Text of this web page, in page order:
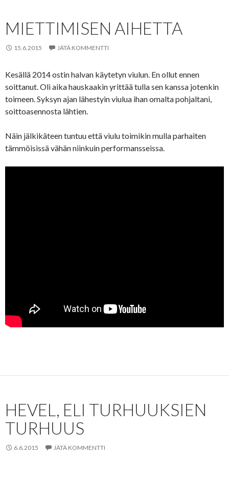
MIETTIMISEN AIHETTA
15.6.2015 JÄTÄ KOMMENTTI
Kesällä 2014 ostin halvan käytetyn viulun. En ollut ennen
soittanut. Oli aika hauskaakin yrittää tulla sen kanssa jotenkin
toimeen. Syksyn ajan lähestyin viulua ihan omalta pohjaltani,
soittoasennosta lähtien.
Näin jälkikäteen tuntuu että viulu toimikin mulla parhaiten
tämmöisissä vähän niinkuin performansseissa.
HEVEL, ELI TURHUUKSIEN
TURHUUS
6.6.2015 JÄTÄ KOMMENTTI